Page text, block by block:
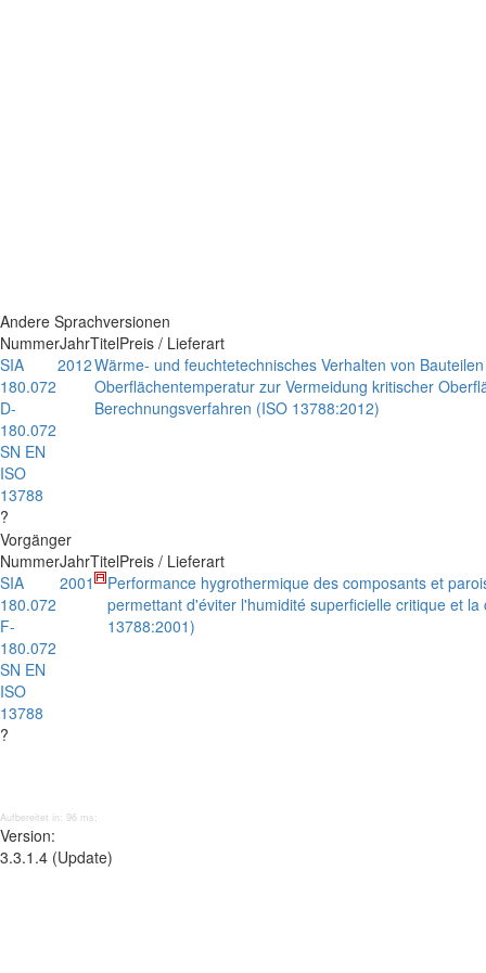
Andere Sprachversionen
NummerJahrTitelPreis / Lieferart
SIA
180.072
D-
180.072
SN EN
ISO
13788
?
2012Wärme- und feuchtetechnisches Verhalten von
Oberflächentemperatur zur Vermeidung kritischer
Berechnungsverfahren (ISO 13788:2012)
Vorgänger
NummerJahrTitelPreis / Lieferart
SIA
180.072
F-
180.072
SN EN
ISO
13788
?
2001
Performance hygrothermique des composants et
permettant d'éviter l'humidité superficielle critique et
13788:2001)
Aufbereitet in: 96 ms;
Version:
3.3.1.4 (Update)